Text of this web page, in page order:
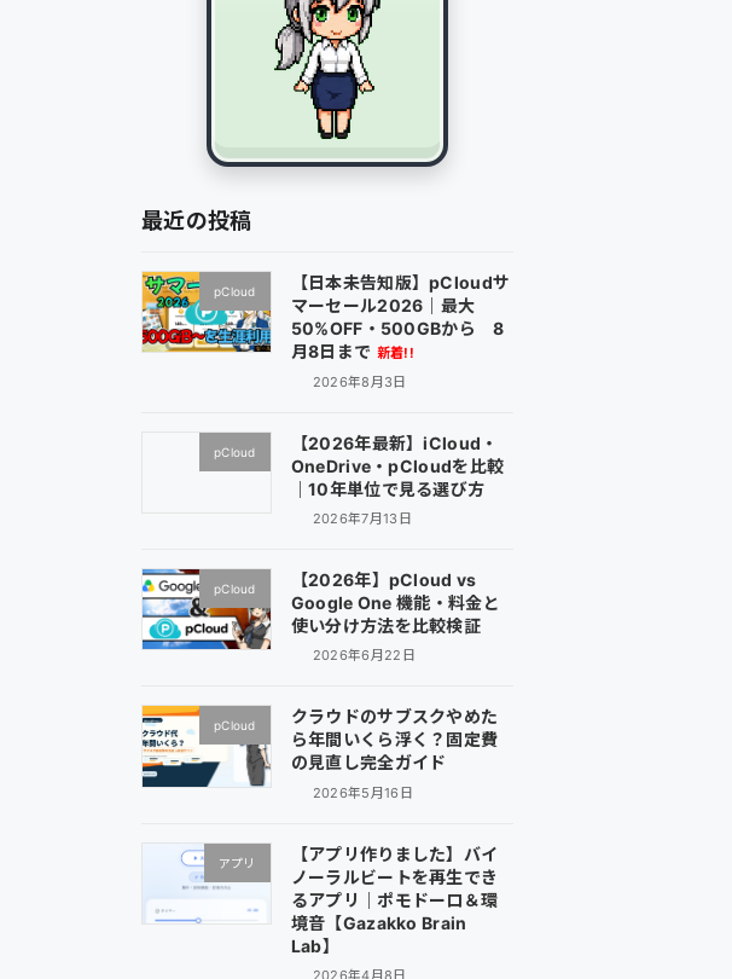
最近の投稿
pCloud
【日本未告知版】pCloudサ
マーセール2026｜最大
50%OFF・500GBから 8
月8日まで 新着!!
2026年8月3日
pCloud
【2026年最新】iCloud・
OneDrive・pCloudを比較
｜10年単位で見る選び方
2026年7月13日
pCloud
【2026年】pCloud vs
Google One 機能・料金と
使い分け方法を比較検証
2026年6月22日
pCloud
クラウドのサブスクやめた
ら年間いくら浮く？固定費
の見直し完全ガイド
2026年5月16日
アプリ
【アプリ作りました】バイ
ノーラルビートを再生でき
るアプリ｜ポモドーロ＆環
境音【Gazakko Brain
Lab】
2026年4月8日